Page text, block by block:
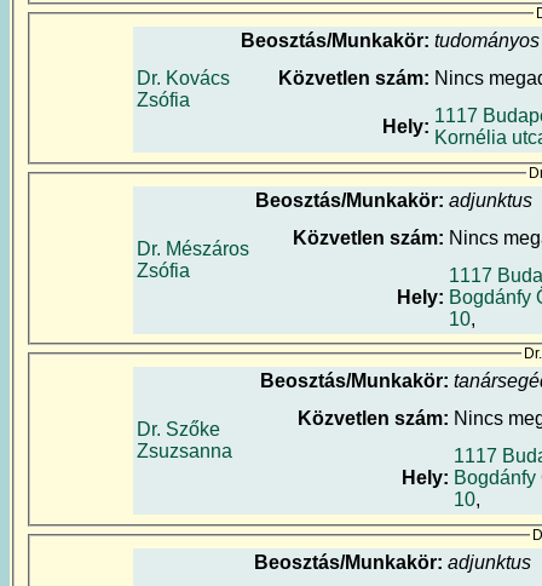
Dr. Kovács
Zsófia
Beosztás/Munkakör:
Közvetlen szám: Nincs
Hely:
1117
Kornélia
Dr. Mészáros
Zsófia
Beosztás/Munkakör: adjunktus
Közvetlen szám: Nincs
Hely:
1117
Bogdánfy
10,
Dr. Szőke
Zsuzsanna
Beosztás/Munkakör:
Közvetlen szám: Nincs
Hely:
1117
Bogdánfy
10,
Beosztás/Munkakör: adjunktus